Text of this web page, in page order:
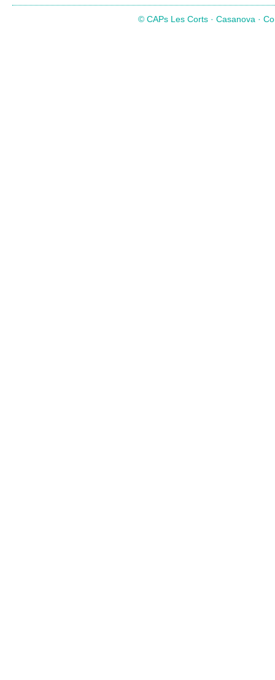
© CAPs Les Corts · Casanova ·